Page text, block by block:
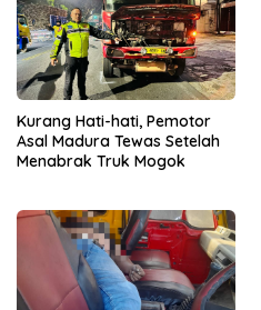
Kurang Hati-hati, Pemotor
Asal Madura Tewas Setelah
Menabrak Truk Mogok